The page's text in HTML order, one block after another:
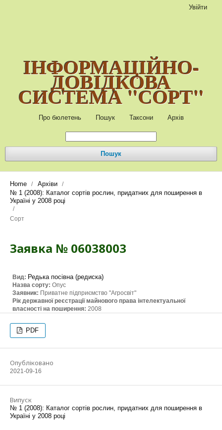
ІНФОРМАЦІЙНО-
ДОВІДКОВА
СИСТЕМА "СОРТ"
Про бюлетень Пошук Таксони Архів
Пошук
Увійти
Home / Архіви /
№ 1 (2008): Каталог сортів рослин, придатних для поширення в
Україні у 2008 році
/
Сорт
Заявка № 06038003
Вид: Редька посівна (редиска)
Назва сорту: Опус
Заявник: Приватне підприємство "Агросвіт"
Рік державної реєстрації майнового права інтелектуальної
власності на поширення: 2008
PDF
Опубліковано
2021-09-16
Випуск
№ 1 (2008): Каталог сортів рослин, придатних для поширення в
Україні у 2008 році